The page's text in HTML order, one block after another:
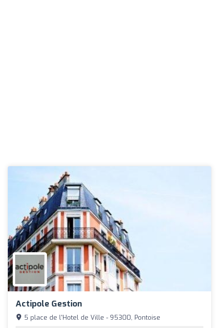
Actipole Gestion
5 place de l'Hotel de Ville - 95300, Pontoise